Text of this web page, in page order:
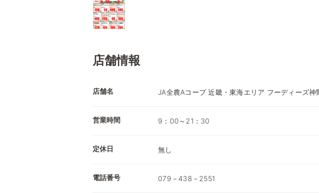
店舗情報
店舗名 JA全農Aコープ 近畿・東海エリア フーディーズ神
営業時間 9：00～21：30
定休日 無し
電話番号 079－438－2551